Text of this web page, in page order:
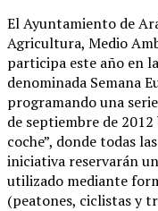
El Ayuntamiento de
Agricultura, Medio
participa este año en
denominada Semana
programando una
de septiembre de
coche”, donde todas
iniciativa reservarán
utilizado mediante
(peatones, ciclistas y